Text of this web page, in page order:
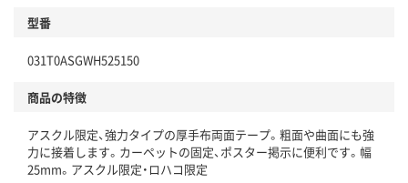
仕組
この商品の環境配慮ポイントです。下記商品詳細「
アスクル商品環境スコア詳細／加点項目
」で確認できます。
型番
031T0ASGWH525150
商品の特徴
アスクル限定、強力タイプの厚手布両面テープ。粗面や曲面にも強
力に接着します。カーペットの固定、ポスター掲示に便利です。幅
25mm。アスクル限定・ロハコ限定